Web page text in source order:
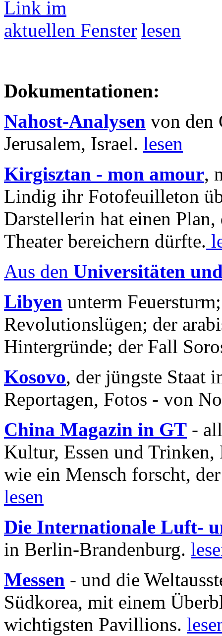
lesen
Dokumentationen:
Nahost-Analysen von den
Jerusalem, Israel. lesen
Kirgisztan - mon amour,
Lindig ihr Fotofeuilleton
Darstellerin hat einen Plan,
Theater bereichern dürfte.
Aus den Universitäten
Libyen unterm
Revolutionslügen; der
Hintergründe; der Fall
Kosovo, der jüngste Staat
Reportagen, Fotos - von
China Magazin in GT -
Kultur, Essen und
wie ein Mensch forscht,
lesen
Die Internationale Luft-
in Berlin-Brandenburg.
Messen - und die
Südkorea, mit einem
wichtigsten Pavillions.